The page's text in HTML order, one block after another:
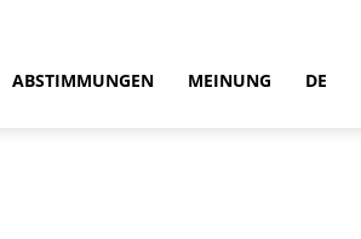
ABSTIMMUNGEN MEINUNG DE